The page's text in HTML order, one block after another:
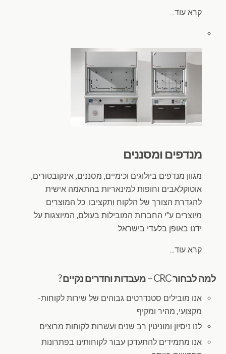
קרא עוד…
מנדפים ומסננים
מגוון מנדפים ביולוגים וכימיים, מסננים, אינקובטורים,
אוטוקלאבים וחופות למינאריות בהתאמה אישית
להגדרת הצורך של הלקוח ותקציבו. כל המוצרים
מיוצרים ע"י החברות המובילות בעולם, המיוצגות על
ידנו באופן בלעדי בישראל.
קרא עוד…
למה לבחור CRC – מעבדות וחדרים נקיים ?
אנו מובילים סטנדרטים גבוהים של שירות לקוחות-
מקצועי, מהיר ומקיף
לנו ניסיון ומוניטין רב שנים ועשרות לקוחות מרוצים
אנו מתמידים להתעדכן עבור לקוחותינו בפתרונות